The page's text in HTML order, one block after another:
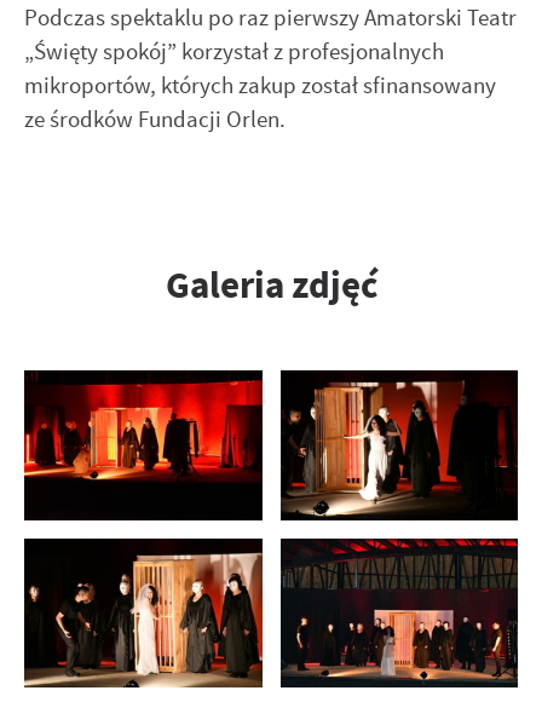
Podczas spektaklu po raz pierwszy Amatorski Teatr
„Święty spokój” korzystał z profesjonalnych
mikroportów, których zakup został sfinansowany
ze środków Fundacji Orlen.
Galeria zdjęć